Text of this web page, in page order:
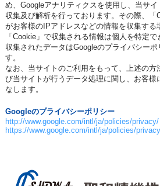
め、Googleアナリティクスを使用し、当サ
収集及び解析を行っております。その際、「
がお客様のIPアドレスなどの情報を収集する
「Cookie」で収集される情報は個人を特定で
収集されたデータはGoogleのプライバシー
す。
なお、当サイトのご利用をもって、上述の方
び当サイトが行うデータ処理に関し、お客
なします。
Googleのプライバシーポリシー
http://www.google.com/intl/ja/policies/privacy/
https://www.google.com/intl/ja/policies/